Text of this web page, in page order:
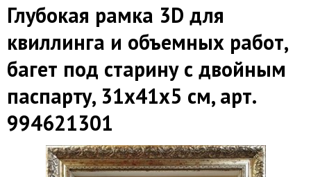
Глубокая рамка 3D для
квиллинга и объемных работ,
багет под старину с двойным
паспарту, 31х41х5 см, арт.
994621301